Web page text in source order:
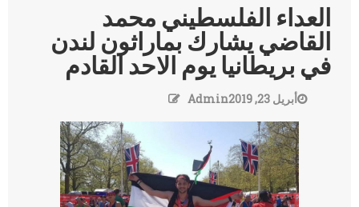
العداء الفلسطيني محمد
القاضي يشارك بماراثون لندن
في بريطانيا يوم الاحد القادم
أبريل 23, 2019 Admin